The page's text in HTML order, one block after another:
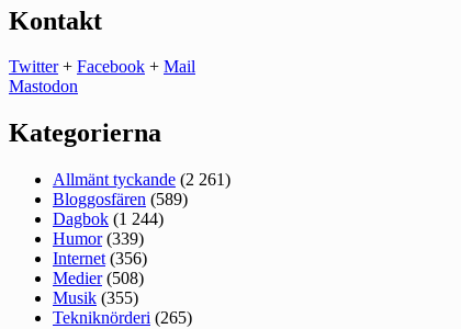
Kontakt
Twitter+ Facebook + Mail
Mastodon
Kategorierna
Allmänt tyckande (2 261)
Bloggosfären (589)
Dagbok (1 244)
Humor(339)
Internet (356)
Medier(508)
Musik (355)
Tekniknörderi (265)